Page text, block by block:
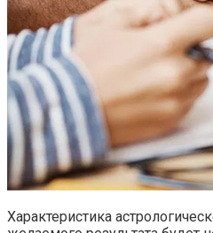
Характеристика